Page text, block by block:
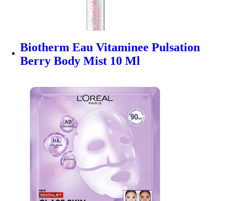
Biotherm Eau Vitaminee Pulsation
Berry Body Mist 10 Ml